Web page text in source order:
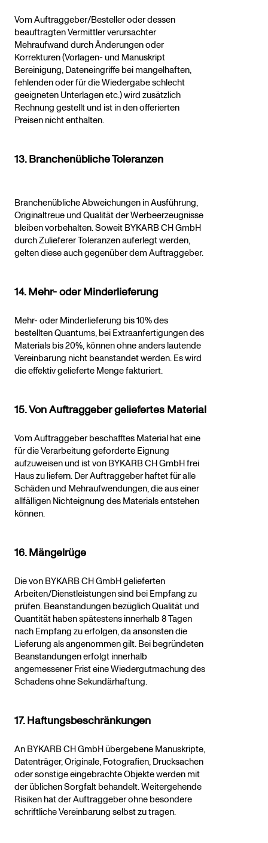
Vom Auftraggeber/Besteller oder dessen
beauftragten Vermittler verursachter
Mehraufwand durch Änderungen oder
Korrekturen (Vorlagen- und Manuskript
Bereinigung, Dateneingriffe bei mangelhaften,
fehlenden oder für die Wiedergabe schlecht
geeigneten Unterlagen etc.) wird zusätzlich
Rechnung gestellt und ist in den offerierten
Preisen nicht enthalten.
13. Branchenübliche Toleranzen
Branchenübliche Abweichungen in Ausführung,
Originaltreue und Qualität der Werbeerzeugnisse
bleiben vorbehalten. Soweit BYKARB CH GmbH
durch Zulieferer Toleranzen auferlegt werden,
gelten diese auch gegenüber dem Auftraggeber.
14. Mehr- oder Minderlieferung
Mehr- oder Minderlieferung bis 10% des
bestellten Quantums, bei Extraanfertigungen des
Materials bis 20%, können ohne anders lautende
Vereinbarung nicht beanstandet werden. Es wird
die effektiv gelieferte Menge fakturiert.
15. Von Auftraggeber geliefertes Material
Vom Auftraggeber beschafftes Material hat eine
für die Verarbeitung geforderte Eignung
aufzuweisen und ist von BYKARB CH GmbH frei
Haus zu liefern. Der Auftraggeber haftet für alle
Schäden und Mehraufwendungen, die aus einer
allfälligen Nichteignung des Materials entstehen
können.
16. Mängelrüge
Die von BYKARB CH GmbH gelieferten
Arbeiten/Dienstleistungen sind bei Empfang zu
prüfen. Beanstandungen bezüglich Qualität und
Quantität haben spätestens innerhalb 8 Tagen
nach Empfang zu erfolgen, da ansonsten die
Lieferung als angenommen gilt. Bei begründeten
Beanstandungen erfolgt innerhalb
angemessener Frist eine Wiedergutmachung des
Schadens ohne Sekundärhaftung.
17. Haftungsbeschränkungen
An BYKARB CH GmbH übergebene Manuskripte,
Datenträger, Originale, Fotografien, Drucksachen
oder sonstige eingebrachte Objekte werden mit
der üblichen Sorgfalt behandelt. Weitergehende
Risiken hat der Auftraggeber ohne besondere
schriftliche Vereinbarung selbst zu tragen.